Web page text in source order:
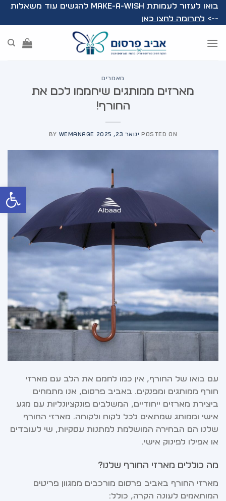
פתח
Skip
to
בואו לעזור לעמותת Make-A-Wish להגשים עוד משאלות
--> לתרומה לחצו כאן
מאמרים
מארזים ממותגים שיחממו לכם את
החורף!
POSTED ON ינואר 23, 2025 BY WEMANAGE
עם בואו של החורף, אין כמו לחמם את הלב עם מארזי
חורף ממותגים ומפנקים. באביב פרסום, אנו מתמחים
ביצירת מארזים ייחודיים, המשלבים פונקציונליות עם מגע
אישי וממותג שמתאים לכל לקוח ולקוחה. מארזי החורף
שלנו הם הבחירה המושלמת למתנות עסקיות, שי לעובדים
או אפילו לפינוק אישי.
מה כוללים מארזי החורף שלנו?
מארזי החורף באביב פרסום מורכבים ממגוון פריטים
המותאמים לעונה הקרה, כולל: